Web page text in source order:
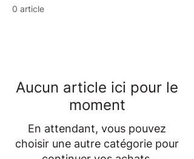
0 article
Aucun article ici pour le
moment
En attendant, vous pouvez
choisir une autre catégorie pour